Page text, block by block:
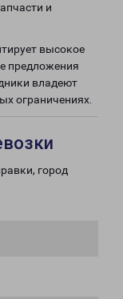
и
высокое
предложения
владеют
ограничениях.
город